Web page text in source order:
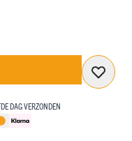
DAG VERZONDEN